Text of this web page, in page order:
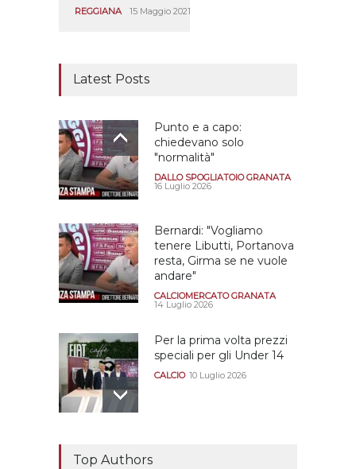
REGGIANA 15 Maggio 2021
Latest Posts
Punto e a capo:
chiedevano solo
"normalità"
DALLO SPOGLIATOIO GRANATA
16 Luglio 2026
Bernardi: "Vogliamo
tenere Libutti, Portanova
resta, Girma se ne vuole
andare"
CALCIOMERCATO GRANATA
14 Luglio 2026
Per la prima volta prezzi
speciali per gli Under 14
CALCIO 10 Luglio 2026
Top Authors